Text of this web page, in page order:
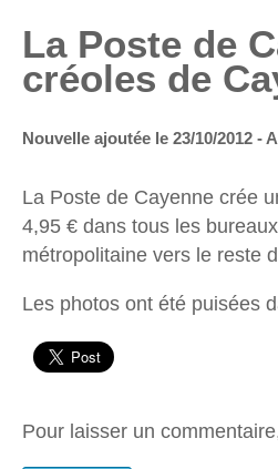
La Poste de
créoles de
Nouvelle ajoutée le 23/10/2012 -
La Poste de Cayenne crée
4,95 € dans tous les
métropolitaine vers le reste
Les photos ont été puisées
Pour laisser un